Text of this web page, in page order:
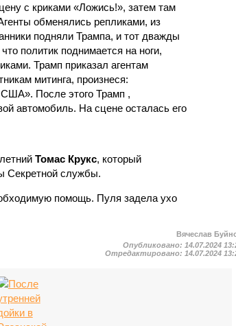
с криками «Ложись!», затем там
обменялись репликами, из
подняли Трампа, и тот дважды
политик поднимается на ноги,
Трамп приказал агентам
митинга, произнеся:
После этого Трамп ,
автомобиль. На сцене осталась его
Томас Крукс, который
Секретной службы.
помощь. Пуля задела ухо
Вячеслав
Опубликовано: 14.07.2024
Отредактировано: 14.07.2024